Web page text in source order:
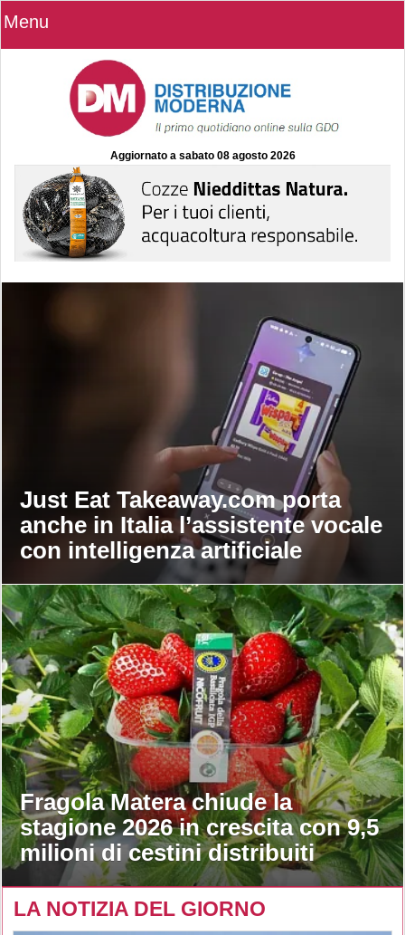
Menu
Aggiornato a sabato 08 agosto 2026
Just Eat Takeaway.com porta
anche in Italia l’assistente vocale
con intelligenza artificiale
Fragola Matera chiude la
stagione 2026 in crescita con 9,5
milioni di cestini distribuiti
LA NOTIZIA DEL GIORNO